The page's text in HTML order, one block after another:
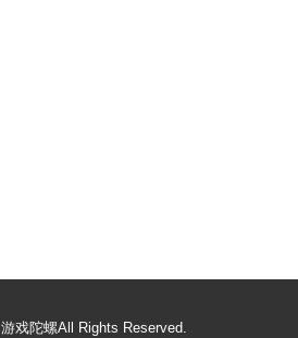
游戏陀螺All Rights Reserved.